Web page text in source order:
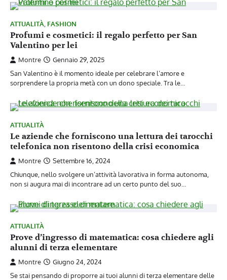
ATTUALITÀ FASHION
Profumi e cosmetici: il regalo perfetto per San
Valentino per lei
Montre
Gennaio 29, 2025
San Valentino è il momento ideale per celebrare l’amore e
sorprendere la propria metà con un dono speciale. Tra le…
ATTUALITÀ
Le aziende che forniscono una lettura dei tarocchi
telefonica non risentono della crisi economica
Montre
Settembre 16, 2024
Chiunque, nello svolgere un’attività lavorativa in forma autonoma,
non si augura mai di incontrare ad un certo punto del suo…
ATTUALITÀ
Prove d’ingresso di matematica: cosa chiedere agli
alunni di terza elementare
Montre
Giugno 24, 2024
Se stai pensando di proporre ai tuoi alunni di terza elementare delle